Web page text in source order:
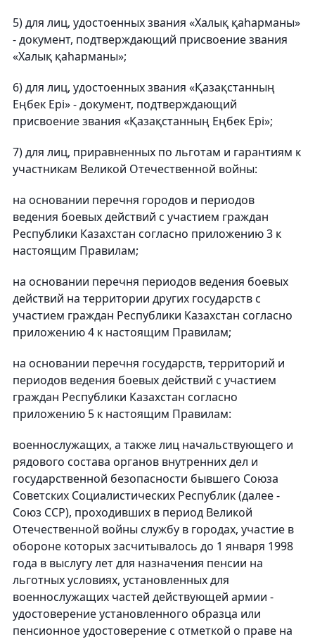
5) для лиц, удостоенных звания «Халық қаһарманы»
- документ, подтверждающий присвоение звания
«Халық қаһарманы»;
6) для лиц, удостоенных звания «Қазақстанның
Еңбек Epi» - документ, подтверждающий
присвоение звания «Қазақстанның Еңбек Epi»;
7) для лиц, приравненных по льготам и гарантиям к
участникам Великой Отечественной войны:
на основании перечня городов и периодов
ведения боевых действий с участием граждан
Республики Казахстан согласно приложению 3 к
настоящим Правилам;
на основании перечня периодов ведения боевых
действий на территории других государств с
участием граждан Республики Казахстан согласно
приложению 4 к настоящим Правилам;
на основании перечня государств, территорий и
периодов ведения боевых действий с участием
граждан Республики Казахстан согласно
приложению 5 к настоящим Правилам:
военнослужащих, а также лиц начальствующего и
рядового состава органов внутренних дел и
государственной безопасности бывшего Союза
Советских Социалистических Республик (далее -
Союз ССР), проходивших в период Великой
Отечественной войны службу в городах, участие в
обороне которых засчитывалось до 1 января 1998
года в выслугу лет для назначения пенсии на
льготных условиях, установленных для
военнослужащих частей действующей армии -
удостоверение установленного образца или
пенсионное удостоверение с отметкой о праве на